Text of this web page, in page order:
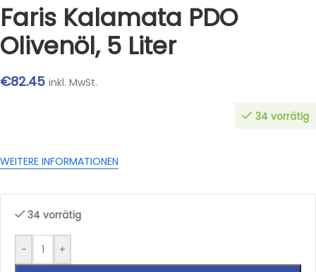
Faris Kalamata PDO
Olivenöl, 5 Liter
€82.45 inkl. MwSt.
34 vorrätig
WEITERE INFORMATIONEN
34 vorrätig
- +